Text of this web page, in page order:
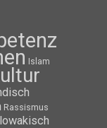
Islam
Rassismus